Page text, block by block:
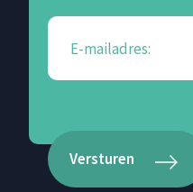
E-mailadres:
Versturen